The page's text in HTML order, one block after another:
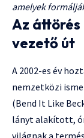
amelyek
Az
vezető út
A 2002-es év
nemzetközi
(Bend It Like
lányt alakított,
világnak a